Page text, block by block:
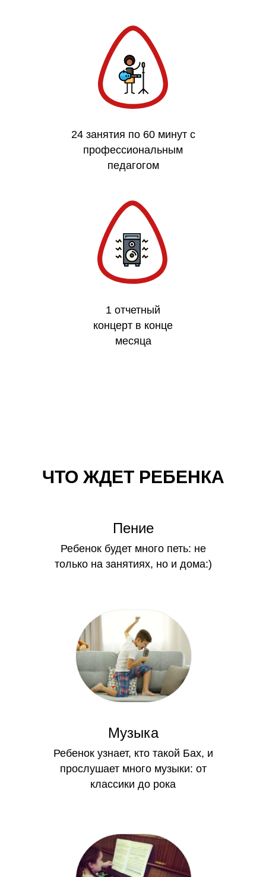
1 отчетный
концерт в конце
месяца
24 занятия по 60 минут с
профессиональным
педагогом
Ребенок будет много петь: не
только на занятиях, но и дома:)
Ребенок узнает, кто такой Бах, и
прослушает много музыки: от
классики до рока
Пение
Музыка
ЧТО ЖДЕТ РЕБЕНКА